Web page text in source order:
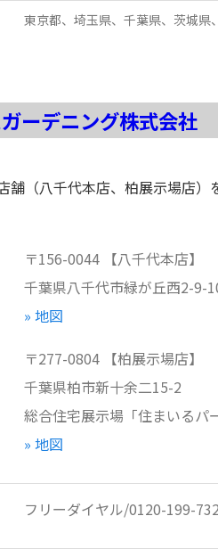
東京都、埼玉県、千葉県、茨城県
ーデニング株式会社
舗（八千代本店、柏展示場店）
〒156-0044 【八千代本店】
千葉県八千代市緑が丘西2-9-
» 地図
〒277-0804 【柏展示場店】
千葉県柏市新十余二15-2
総合住宅展示場「住まいるパ
» 地図
フリーダイヤル/0120-199-732